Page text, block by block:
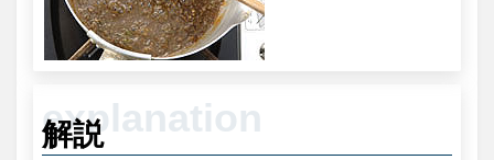
解説